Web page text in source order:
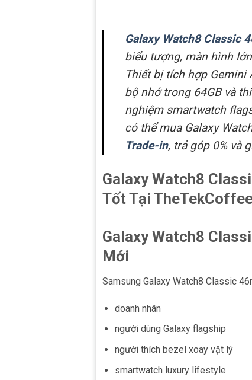
Galaxy Watch8 Classic
biểu tượng, màn hình
Thiết bị tích hợp Gemini
bộ nhớ trong 64GB và
nghiệm smartwatch
có thể mua Galaxy
Trade-in, trả góp 0% và
Galaxy Watch8
Tốt Tại
Galaxy Watch8
Mới
Samsung Galaxy Watch8 Classic
doanh nhân
người dùng Galaxy flagship
người thích bezel xoay vật lý
smartwatch luxury lifestyle